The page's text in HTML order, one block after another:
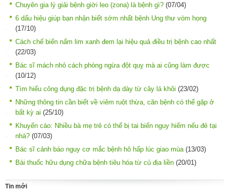
Chuyên gia lý giải bệnh giời leo (zona) là bệnh gì? (07/04)
6 dấu hiệu giúp bạn nhận biết sớm nhất bệnh Ung thư vòm họng
(17/10)
Cách chế biến nấm lim xanh đem lại hiệu quả điều trị bệnh cao nhất
(22/03)
Bác sĩ mách nhỏ cách phòng ngừa đột quỵ mà ai cũng làm được
(10/12)
Tìm hiểu công dụng đặc trị bệnh dạ dày từ cây lá khôi (23/02)
Những thông tin cần biết về viêm ruột thừa, căn bệnh có thể gặp ở
bất kỳ ai (25/10)
Khuyến cáo: Nhiều bà mẹ trẻ có thể bị tai biến nguy hiểm nếu đẻ tại
nhà? (07/03)
Bác sĩ cảnh báo nguy cơ mắc bệnh hô hấp lúc giao mùa (13/03)
Bài thuốc hữu dụng chữa bệnh tiêu hóa từ củ địa liền (20/01)
Tin mới